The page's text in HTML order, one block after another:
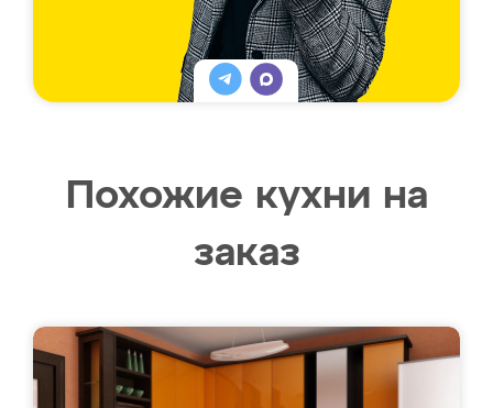
Похожие кухни на
заказ